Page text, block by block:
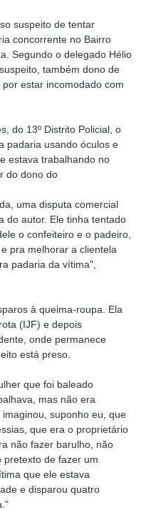
suspeito de tentar
concorrente no Bairro
Segundo o delegado Hélio
também dono de
estar incomodado com
do 13º Distrito Policial, o
padaria usando óculos e
estava trabalhando no
do dono do
uma disputa comercial
do autor. Ele tinha tentado
o confeiteiro e o padeiro,
pra melhorar a clientela
padaria da vítima",
à queima-roupa. Ela
(IJF) e depois
onde permanece
está preso.
que foi baleado
mas não era
suponho eu, que
que era o proprietário
não fazer barulho, não
pretexto de fazer um
que ele estava
e disparou quatro